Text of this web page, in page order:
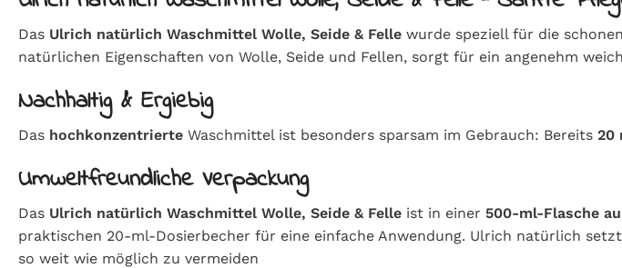
Das Ulrich natürlich Waschmittel Wolle, Seide & Felle wurde speziell für die
natürlichen Eigenschaften von Wolle, Seide und Fellen, sorgt für ein angenehm
Nachhaltig & Ergiebig
Das hochkonzentrierte Waschmittel ist besonders sparsam im Gebrauch: Bereits 20
Umweltfreundliche Verpackung
Das Ulrich natürlich Waschmittel Wolle, Seide & Felle ist in einer 500-ml-Flasche
praktischen 20-ml-Dosierbecher für eine einfache Anwendung. Ulrich natürlich
so weit wie möglich zu vermeiden